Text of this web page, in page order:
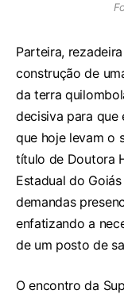
Parteira,
construção de
da terra
decisiva para que
que hoje levam o
título de Doutora
Estadual do
demandas
enfatizando a
de um posto de
O encontro da